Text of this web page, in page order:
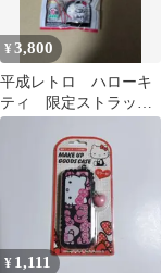
¥3,800
平成レトロ ハローキ
ティ 限定ストラップ
３種セットとおまけ
¥ 1,111